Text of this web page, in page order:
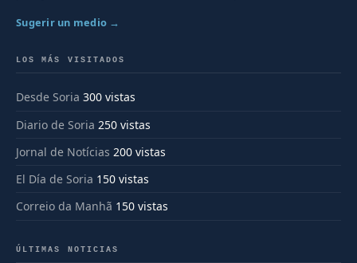
Sugerir un medio →
LOS MÁS VISITADOS
Desde Soria 300 vistas
Diario de Soria 250 vistas
Jornal de Notícias 200 vistas
El Día de Soria 150 vistas
Correio da Manhã 150 vistas
ÚLTIMAS NOTICIAS